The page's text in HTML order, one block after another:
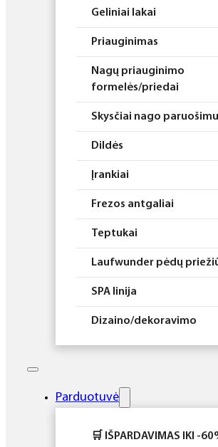
Geliniai lakai
Priauginimas
Nagų priauginimo
formelės/priedai
Skysčiai nago
Dildės
Įrankiai
Frezos antgaliai
Teptukai
Laufwunder pėdų
SPA linija
Dizaino/dekoravimo
Higiena
Parduotuvė
🛒 IŠPARDAVIMAS IKI -